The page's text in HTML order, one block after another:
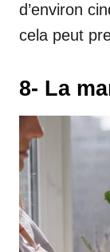
d’environ
cela peut
8- La